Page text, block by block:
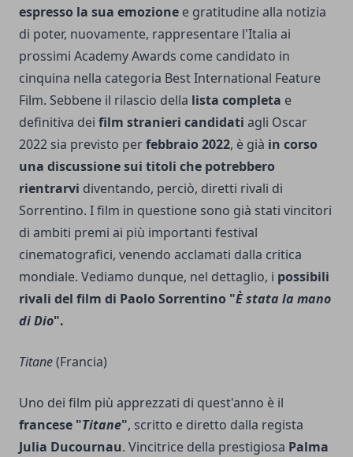
espresso la sua emozione e gratitudine alla notizia
di poter, nuovamente, rappresentare l'Italia ai
prossimi Academy Awards come candidato in
cinquina nella categoria Best International Feature
Film. Sebbene il rilascio della lista completa e
definitiva dei film stranieri candidati agli Oscar
2022 sia previsto perfebbraio 2022, è già in corso
una discussione sui titoli che potrebbero
rientrarvi diventando, perciò, diretti rivali di
Sorrentino. I film in questione sono già stati vincitori
di ambiti premi ai più importanti festival
cinematografici, venendo acclamati dalla critica
mondiale. Vediamo dunque, nel dettaglio, i possibili
rivali del film di Paolo Sorrentino "È stata la mano
di Dio".
Titane(Francia)
Uno dei film più apprezzati di quest'anno è il
francese "Titane", scritto e diretto dalla regista
Julia Ducournau. Vincitrice della prestigiosa Palma